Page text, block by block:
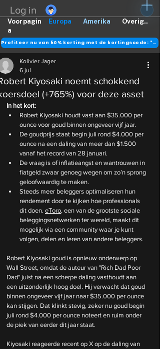
Log in
Europa Amerika Overig..
Voorpagin
a
Profiteer nu van 50% korting met de kortingscode: "DANK"
Kiyosaki noemt schokkend
(+765%) voor deze asset
Kolivier Jager
6 jul
In het kort:
Robert Kiyosaki houdt vast aan $35.000 per
ounce voor goud binnen ongeveer vijf jaar.
De goudprijs staat begin juli rond $4.000 per
ounce na een daling van meer dan $1.500
vanaf het record van 28 januari.
De vraag is of inflatieangst en wantrouwen in
fiatgeld zwaar genoeg wegen om zo’n sprong
geloofwaardig te maken.
Steeds meer beleggers optimaliseren hun
rendement door te kijken hoe professionals
dit doen. eToro, een van de grootste sociale
beleggingsnetwerken ter wereld, maakt dit
mogelijk via een community waar je kunt
volgen, delen en leren van andere beleggers.
Robert Kiyosaki goud is opnieuw onderwerp op
Wall Street, omdat de auteur van "Rich Dad Poor
Dad" juist na een scherpe daling vasthoudt aan
een uitzonderlijk hoog doel. Hij verwacht dat goud
binnen ongeveer vijf jaar naar $35.000 per ounce
kan stijgen. Dat klinkt stevig, zeker nu goud begin
juli rond $4.000 per ounce noteert en ruim onder
de piek van eerder dit jaar staat.
Kiyosaki reageerde recent op X op de daling van